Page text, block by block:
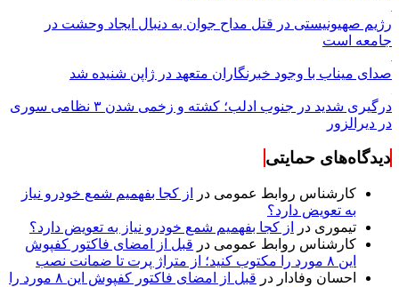
رژیم صهیونیستی در قتل مداح جوان به دنبال ایجاد وحشت در
جامعه است
صدای میناب با وجود خبرنگاران متعهد در ژاپن شنیده شد
درگیری شدید در جنوب ادلب؛ کشته و زخمی شدن ۳ نظامی سوری
در دیرالزور
دیدگاه‌های حمایتی
کارشناس روابط عمومی در
از کجا بفهمیم شمع خودرو نیاز
به تعویض دارد؟
تیموری در
از کجا بفهمیم شمع خودرو نیاز به تعویض دارد؟
کارشناس روابط عمومی در قبل از امضای فاکتور کفپوش
این ۸ مورد را مکتوب کنید؛ از متراژ پرت تا ضمانت نصب
احسان وفادار در
قبل از امضای فاکتور کفپوش این ۸ مورد را